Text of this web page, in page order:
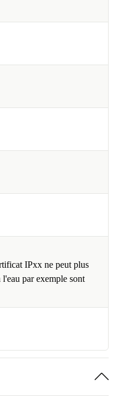
IPxx ne peut plus
l'eau par exemple sont